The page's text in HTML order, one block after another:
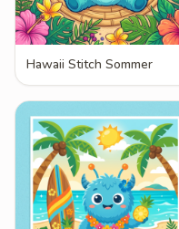
Hawaii Stitch Sommer